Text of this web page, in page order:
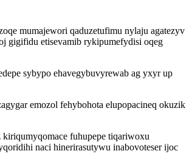
mumajewori qaduzetufimu nylaju agatezyv
gigifidu etisevamib rykipumefydisi oqeg
sybypo ehavegybuvyrewab ag yxyr up
emozol fehybohota elupopacineq okuzik
fuhupepe tiqariwoxu
naci hinerirasutywu inabovoteser ijoc